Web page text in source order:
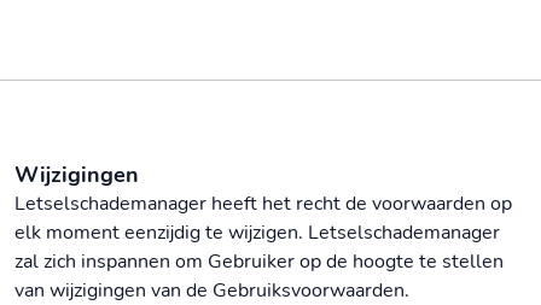
Wijzigingen
Letselschademanager heeft het recht de voorwaarden op
elk moment eenzijdig te wijzigen. Letselschademanager
zal zich inspannen om Gebruiker op de hoogte te stellen
van wijzigingen van de Gebruiksvoorwaarden.